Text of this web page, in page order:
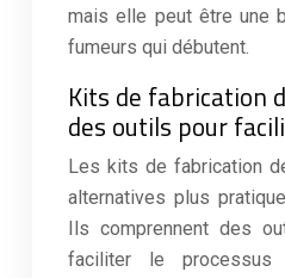
mais elle peut être une
fumeurs qui débutent.
Kits de fabrication
des outils pour
Les kits de fabrication
alternatives plus
Ils comprennent des
faciliter le processus